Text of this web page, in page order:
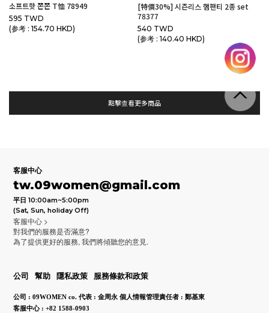
소프트핫 쫀쫀 T恤 78949
595 TWD
(参考 : 154.70 HKD)
[特價30%] 시즌리스 햄팬티 2종 set
78377
540 TWD
(参考 : 140.40 HKD)
點擊查看更多商品
客服中心
tw.09women@gmail.com
平日 10:00am~5:00pm
(Sat, Sun, holiday Off)
客服中心 >
對我們的服務是否滿意?
為了提供更好的服務, 我們將傾聽您的意見.
公司 幫助 隱私政策 服務條款和政策
公司 : 09WOMEN co. 代表 : 金周永 個人情報管理責任者 : 鄭基東
客服中心 : +82 1588-0903